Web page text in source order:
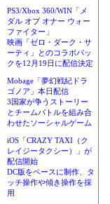
PS3/Xbox 360/WIN「メ
ダル オブ オナー ウォー
ファイター」
映画「ゼロ・ダーク・サ
ーティ」とのコラボパッ
クを12月19日に配信決定
Mobage「夢幻戦紀ドラ
ゴノア」本日配信
3国家が争うストーリー
とチームバトルを組み合
わせたソーシャルゲーム
iOS「CRAZY TAXI（ク
レイジータクシー）」が
配信開始
DC版をベースに制作、タ
ッチ操作や傾き操作を採
用